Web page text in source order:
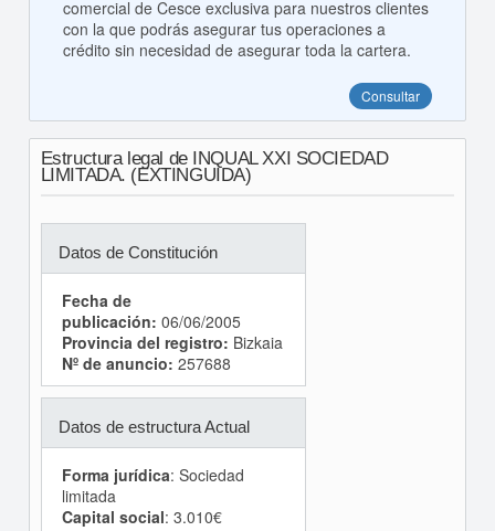
comercial de Cesce exclusiva para nuestros clientes
con la que podrás asegurar tus operaciones a
crédito sin necesidad de asegurar toda la cartera.
Consultar
Estructura legal de INQUAL XXI SOCIEDAD
LIMITADA. (EXTINGUIDA)
Datos de Constitución
Fecha de
publicación: 06/06/2005
Provincia del registro: Bizkaia
Nº de anuncio: 257688
Datos de estructura Actual
Forma jurídica: Sociedad
limitada
Capital social: 3.010€